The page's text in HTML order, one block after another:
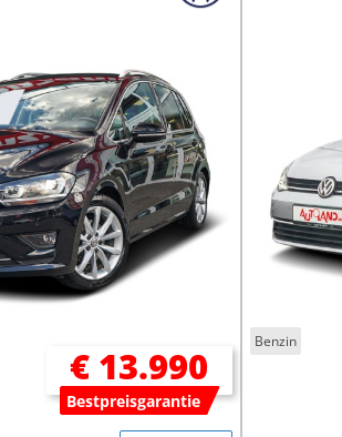
€ 13.990
Bestpreisgarantie
Benzin